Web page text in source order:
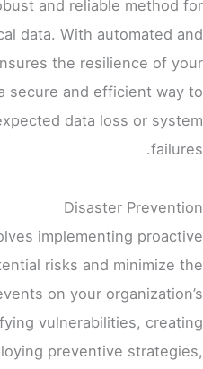
and reliable method for
data. With automated and
the resilience of your
secure and efficient way to
data loss or system
failures.
Disaster Prevention
implementing proactive
risks and minimize the
on your organization’s
vulnerabilities, creating
preventive strategies,